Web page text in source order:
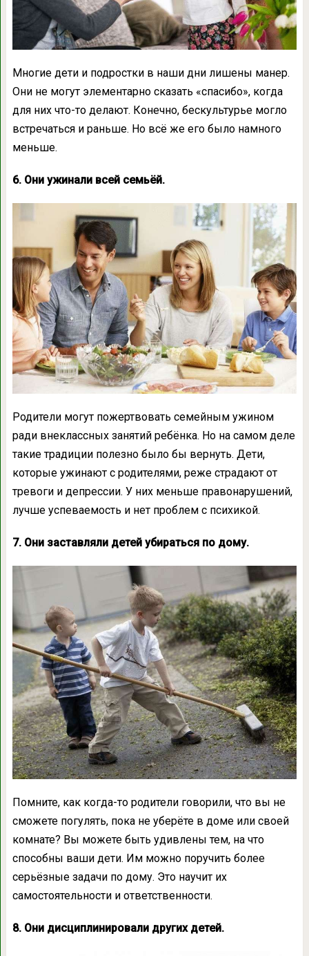
Многие дети и подростки в наши дни лишены манер.
Они не могут элементарно сказать «спасибо», когда
для них что-то делают. Конечно, бескультурье могло
встречаться и раньше. Но всё же его было намного
меньше.
6. Они ужинали всей семьёй.
Родители могут пожертвовать семейным ужином
ради внеклассных занятий ребёнка. Но на самом деле
такие традиции полезно было бы вернуть. Дети,
которые ужинают с родителями, реже страдают от
тревоги и депрессии. У них меньше правонарушений,
лучше успеваемость и нет проблем с психикой.
7. Они заставляли детей убираться по дому.
Помните, как когда-то родители говорили, что вы не
сможете погулять, пока не уберёте в доме или своей
комнате? Вы можете быть удивлены тем, на что
способны ваши дети. Им можно поручить более
серьёзные задачи по дому. Это научит их
самостоятельности и ответственности.
8. Они дисциплинировали других детей.